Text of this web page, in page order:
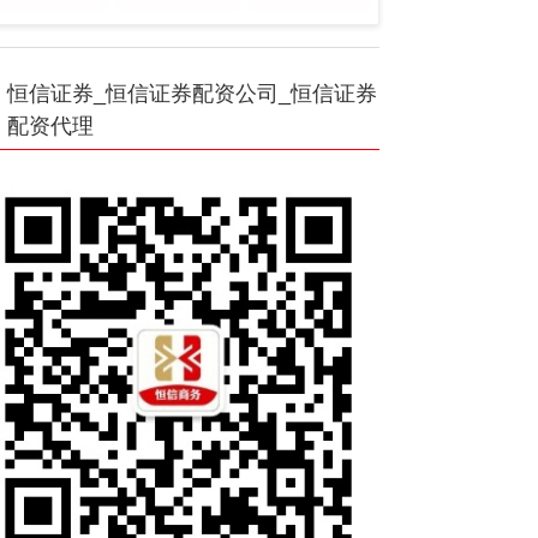
恒信证券_恒信证券配资公司_恒信证券
配资代理